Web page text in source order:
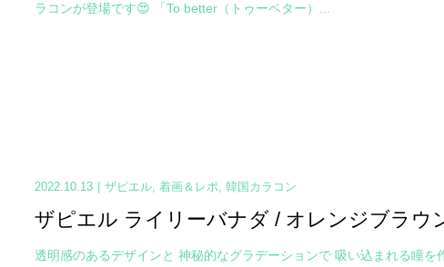
ラコンが登場です😍 「To better（トゥーベター）...
2022.10.13 ザピエル ,着画＆レポ ,韓国カラコン
ザピエル ライリーバナダ / オレンジブラウ
透明感のあるデザインと 神秘的なグラデーションで 吸い込まれる瞳を